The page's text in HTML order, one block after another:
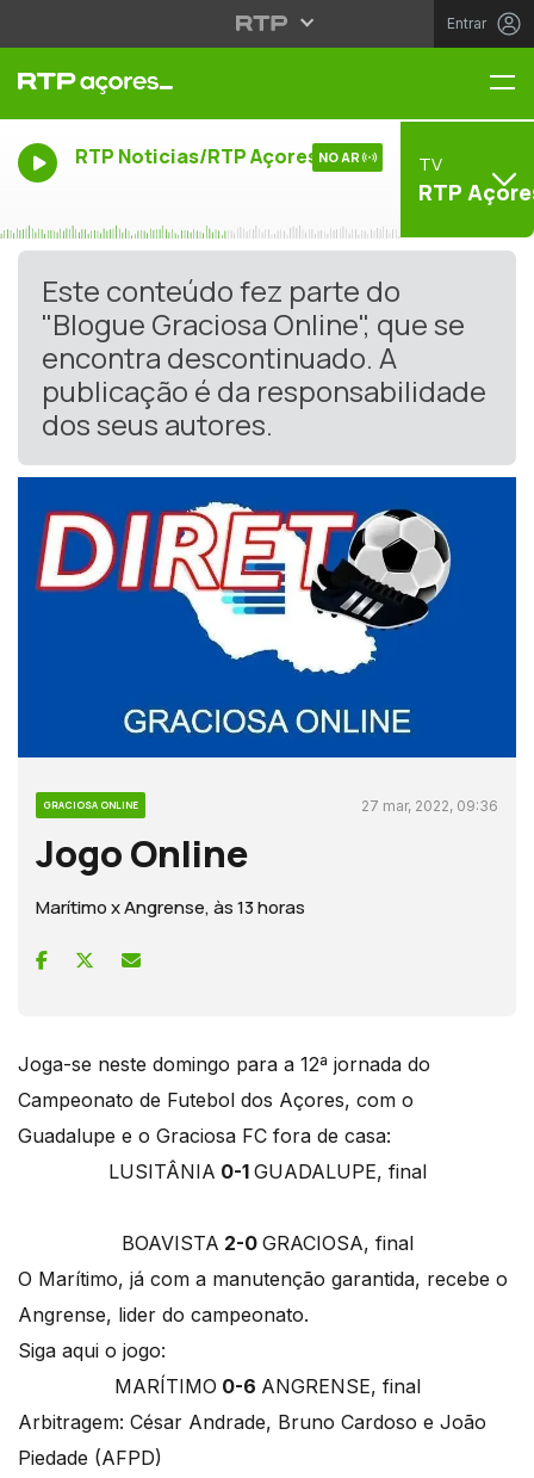
Entrar
RTP Noticias/RTP Açores NO AR TV
RTP
Este conteúdo fez parte do
"Blogue Graciosa Online", que se
encontra descontinuado. A
publicação é da responsabilidade
dos seus autores.
GRACIOSA ONLINE 27 mar, 2022, 09:36
Jogo Online
Marítimo x Angrense, às 13 horas
Joga-se neste domingo para a 12ª jornada do
Campeonato de Futebol dos Açores, com o
Guadalupe e o Graciosa FC fora de casa:
LUSITÂNIA 0-1 GUADALUPE, final
BOAVISTA 2-0 GRACIOSA, final
O Marítimo, já com a manutenção garantida, recebe o
Angrense, lider do campeonato.
Siga aqui o jogo:
MARÍTIMO 0-6 ANGRENSE, final
Arbitragem: César Andrade, Bruno Cardoso e João
Piedade (AFPD)